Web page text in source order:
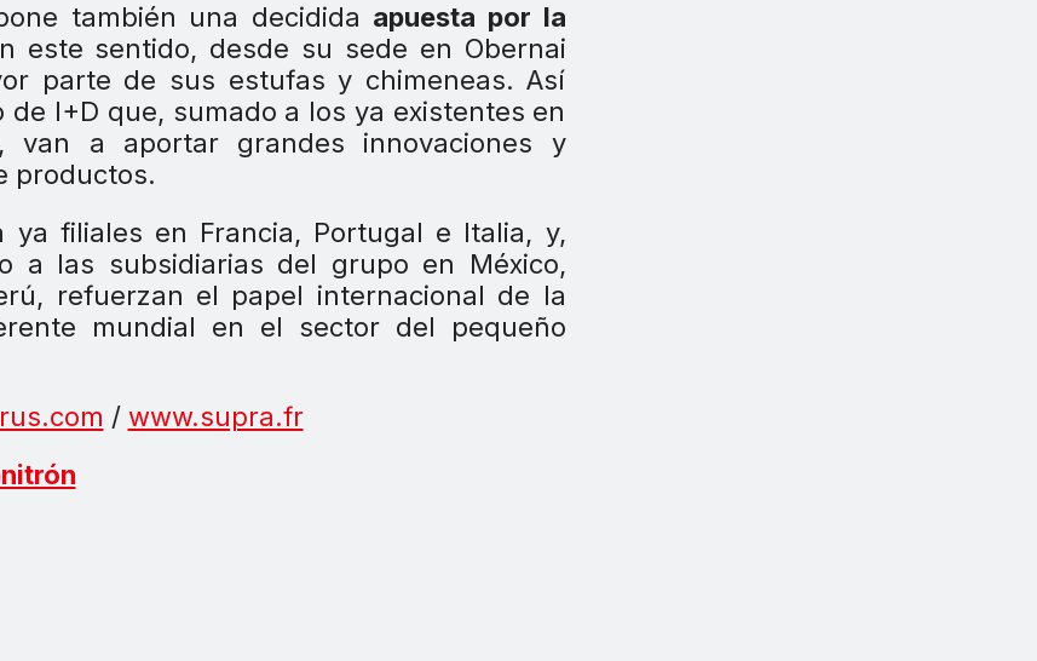
también una decidida apuesta por la
este sentido, desde su sede en Obernai
parte de sus estufas y chimeneas. Así
I+D que, sumado a los ya existentes en
a aportar grandes innovaciones y
productos.
ya filiales en Francia, Portugal e Italia, y,
a las subsidiarias del grupo en México,
refuerzan el papel internacional de la
mundial en el sector del pequeño
/ www.supra.fr